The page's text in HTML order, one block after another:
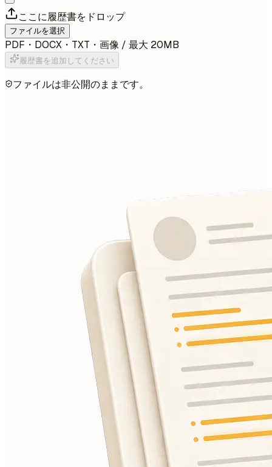
ここに履歴書をドロップ
ファイルを選択
PDF・DOCX・TXT・画像 / 最大 20MB
履歴書を追加してください
ファイルは非公開のままです。